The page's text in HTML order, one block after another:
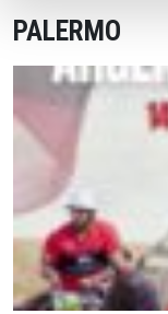
PALERMO